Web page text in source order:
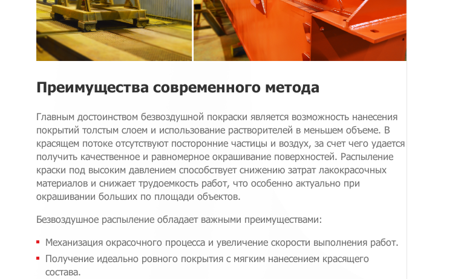
Преимущества современного метода
Главным достоинством безвоздушной покраски является возможность нанесения
покрытий толстым слоем и использование растворителей в меньшем объеме. В
красящем потоке отсутствуют посторонние частицы и воздух, за счет чего удается
получить качественное и равномерное окрашивание поверхностей. Распыление
краски под высоким давлением способствует снижению затрат лакокрасочных
материалов и снижает трудоемкость работ, что особенно актуально при
окрашивании больших по площади объектов.
Безвоздушное распыление обладает важными преимуществами:
Механизация окрасочного процесса и увеличение скорости выполнения работ.
Получение идеально ровного покрытия с мягким нанесением красящего
состава.